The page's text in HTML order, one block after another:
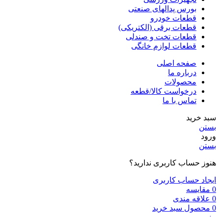
بورس پدالهای صنعتی
قطعات خودرو
قطعات برقی (الکتریکی)
قطعات تخت و صندلی
قطعات لوازم خانگی
صفحه اصلی
درباره ما
محصولات
درخواست کالا/قطعه
تماس با ما
سبد خرید
بستن
ورود
بستن
هنوز حساب کاربری ندارید؟
ایجاد حساب کاربری
0 مقایسه
0 علاقه مندی
0 محصول سبد خرید